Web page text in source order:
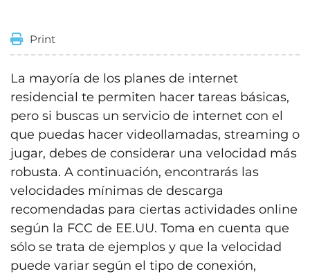
Print
La mayoría de los planes de internet
residencial te permiten hacer tareas básicas,
pero si buscas un servicio de internet con el
que puedas hacer videollamadas, streaming o
jugar, debes de considerar una velocidad más
robusta. A continuación, encontrarás las
velocidades mínimas de descarga
recomendadas para ciertas actividades online
según la FCC de EE.UU. Toma en cuenta que
sólo se trata de ejemplos y que la velocidad
puede variar según el tipo de conexión,